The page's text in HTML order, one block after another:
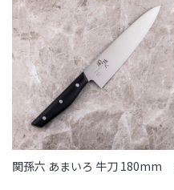
関孫六 あまいろ 牛刀 180mm